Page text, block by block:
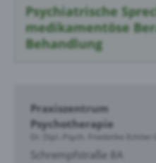
Psychiatrische
medikamentöse
Behandlung
Praxiszentrum
Psycho­therapie
Dr. Dipl.-Psych. Friederike Echtler-
Schrempfstraße 8A